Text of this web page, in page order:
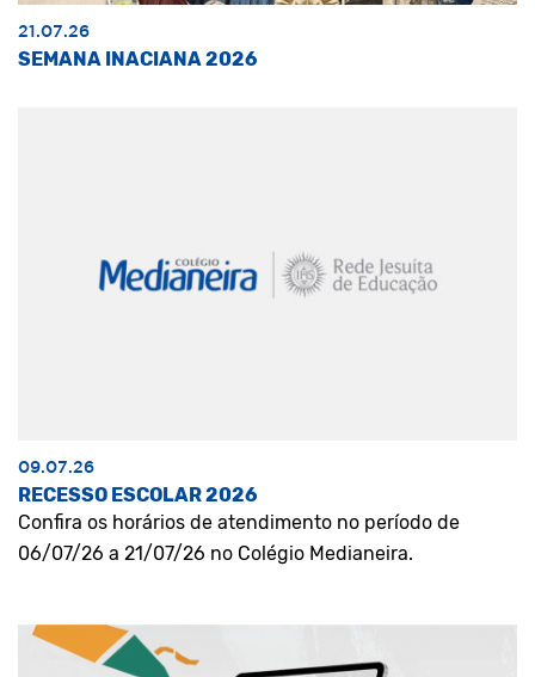
21.07.26
SEMANA INACIANA 2026
09.07.26
RECESSO ESCOLAR 2026
Confira os horários de atendimento no período de
06/07/26 a 21/07/26 no Colégio Medianeira.